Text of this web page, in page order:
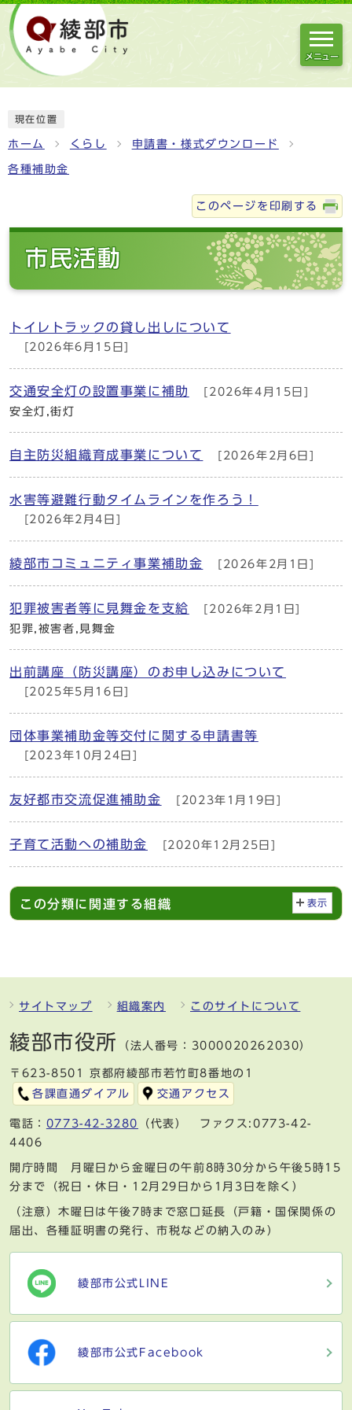
メニュー
現在位置
ホーム くらし 申請書・様式ダウンロード
各種補助金
このページを印刷する
市民活動
トイレトラックの貸し出しについて
[2026年6月15日]
交通安全灯の設置事業に補助 [2026年4月15日]
安全灯,街灯
自主防災組織育成事業について [2026年2月6日]
水害等避難行動タイムラインを作ろう！
[2026年2月4日]
綾部市コミュニティ事業補助金 [2026年2月1日]
犯罪被害者等に見舞金を支給 [2026年2月1日]
犯罪,被害者,見舞金
出前講座（防災講座）のお申し込みについて
[2025年5月16日]
団体事業補助金等交付に関する申請書等
[2023年10月24日]
友好都市交流促進補助金 [2023年1月19日]
子育て活動への補助金 [2020年12月25日]
この分類に関連する組織 表示
サイトマップ 組織案内 このサイトについて
綾部市役所 （法人番号：3000020262030）
〒623-8501 京都府綾部市若竹町8番地の1
各課直通ダイアル
交通アクセス
電話： 0773-42-3280
（代表） ファクス:0773-42-
4406
開庁時間 月曜日から金曜日の午前8時30分から午後5時15
分まで（祝日・休日・12月29日から1月3日を除く）
（注意）木曜日は午後7時まで窓口延長（戸籍・国保関係の
届出、各種証明書の発行、市税などの納入のみ）
綾部市公式LINE
綾部市公式Facebook